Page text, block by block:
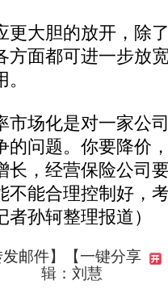
大胆的放开，除
方面都可进一步放
场化是对一家公
的问题。你要降价
长，经营保险公
能合理控制好，
孙轲整理报道）
发邮件】
【一键分享
辑：刘慧